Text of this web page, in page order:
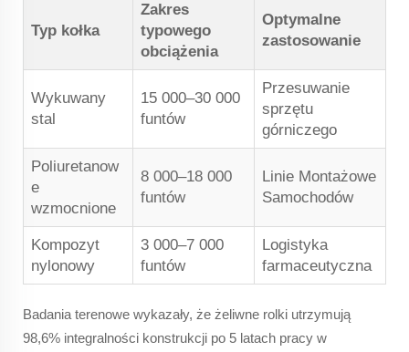
Typ kołka
Zakres
typowego
obciążenia
Optymalne
zastosowanie
Wykuwany
stal
15 000–30 000
funtów
Przesuwanie
sprzętu
górniczego
Poliuretanow
e
wzmocnione
8 000–18 000
funtów
Linie Montażowe
Samochodów
Kompozyt
nylonowy
3 000–7 000
funtów
Logistyka
farmaceutyczna
Badania terenowe wykazały, że żeliwne rolki utrzymują
98,6% integralności konstrukcji po 5 latach pracy w